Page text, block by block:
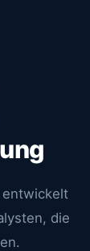
entwickelt
die